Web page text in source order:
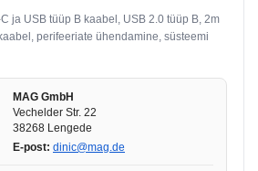
ja USB tüüp B kaabel, USB 2.0 tüüp B, 2m
perifeeriate ühendamine, süsteemi
MAG GmbH
Vechelder Str. 22
38268 Lengede
E-post: dinic@mag.de